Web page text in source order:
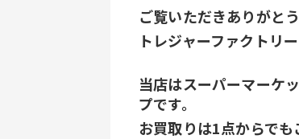
ご覧いただきありがと
トレジャーファクトリ
当店はスーパーマーケ
プです。
お買取りは1点からでも